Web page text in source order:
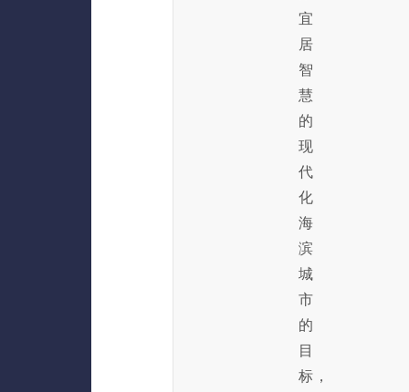
宜
居
智
慧
的
现
代
化
海
滨
城
市
的
目
标，